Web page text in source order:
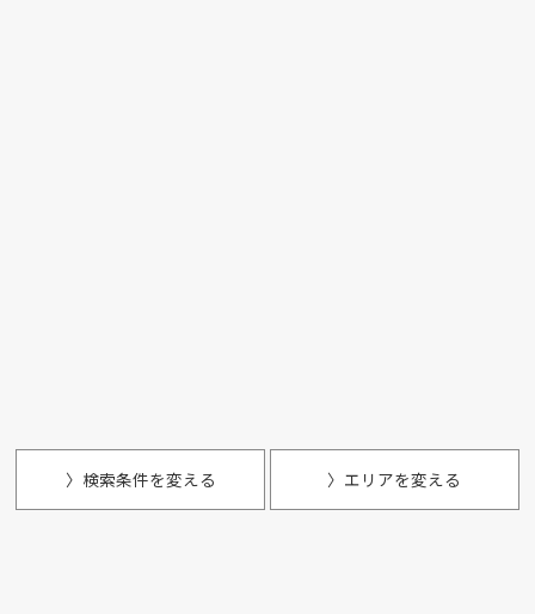
〉検索条件を変える 〉エリアを変える